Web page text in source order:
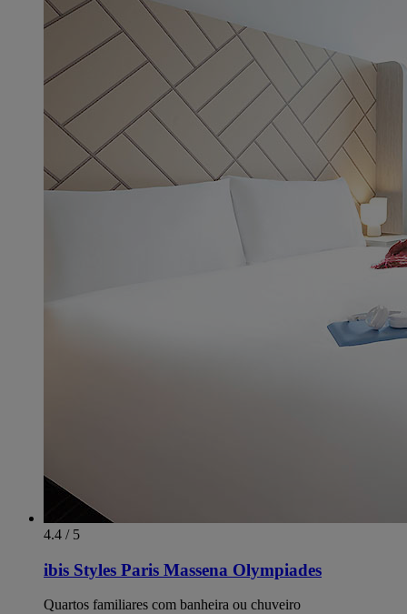
4.4 / 5
ibis Styles Paris Massena Olympiades
Quartos familiares com banheira ou chuveiro